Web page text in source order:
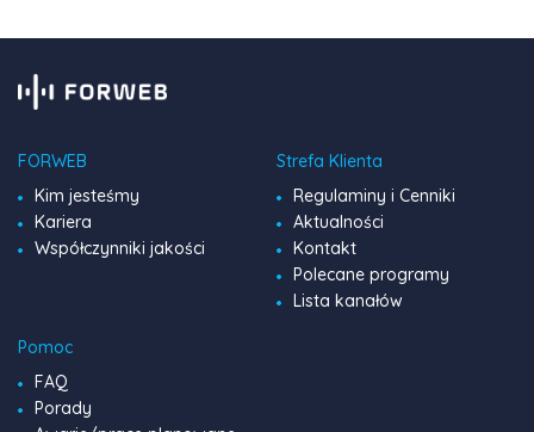
FORWEB
Kim jesteśmy
Kariera
Współczynniki jakości
Strefa Klienta
Regulaminy i Cenniki
Aktualności
Kontakt
Polecane programy
Lista kanałów
Pomoc
FAQ
Porady